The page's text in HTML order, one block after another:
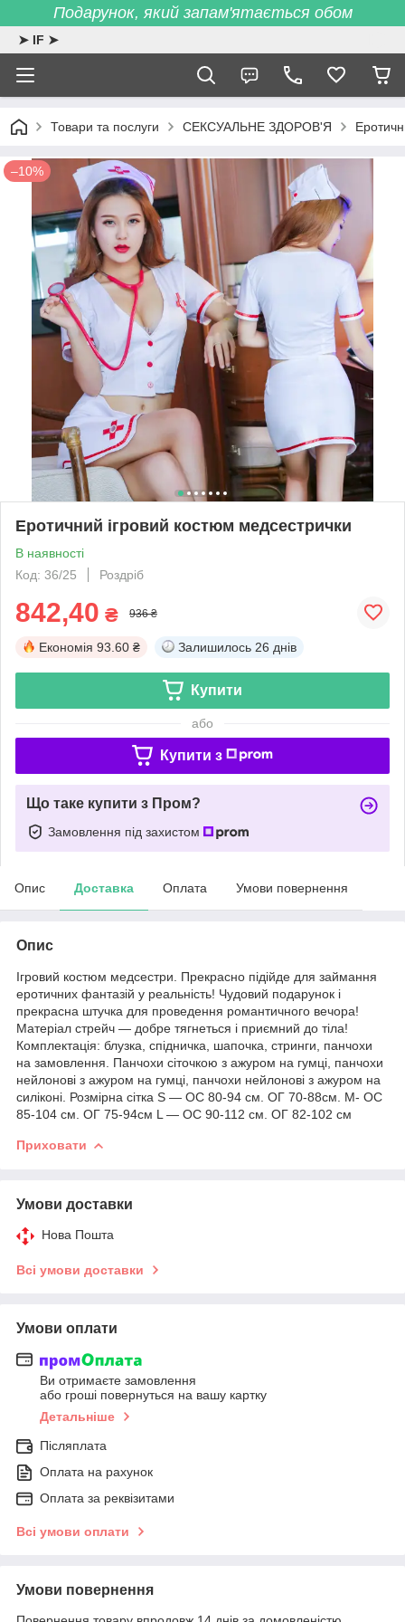
Подарунок, який запам'ятається обом
➤ IF ➤
Товари та послуги СЕКСУАЛЬНЕ ЗДОРОВ'Я
–10%
Еротичний ігровий костюм медсестрички
В наявності
Код: 36/25
Роздріб
842,40 ₴ 936 ₴
Економія 93.60 ₴ Залишилось 26 днів
Купити
або
Купити з
Що таке купити з Пром?
Замовлення під захистом
Опис Доставка Оплата Умови повернення
Опис
Ігровий костюм медсестри. Прекрасно підійде для займання
еротичних фантазій у реальність! Чудовий подарунок і
прекрасна штучка для проведення романтичного вечора!
Матеріал стрейч — добре тягнеться і приємний до тіла!
Комплектація: блузка, спідничка, шапочка, стринги, панчохи
на замовлення. Панчохи сіточкою з ажуром на гумці, панчохи
нейлонові з ажуром на гумці, панчохи нейлонові з ажуром на
силіконі. Розмірна сітка S — ОС 80-94 см. ОГ 70-88см. M- ОС
85-104 см. ОГ 75-94см L — ОС 90-112 см. ОГ 82-102 см
Приховати
Умови доставки
Нова Пошта
Всі умови доставки
Умови оплати
Ви отримаєте замовлення
або гроші повернуться на вашу картку
Детальніше
Післяплата
Оплата на рахунок
Оплата за реквізитами
Всі умови оплати
Умови повернення